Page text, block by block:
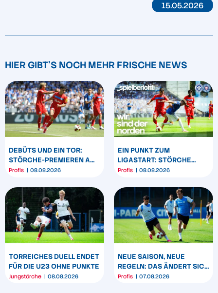
15.05.2026
HIER GIBT'S NOCH MEHR FRISCHE NEWS
DEBÜTS UND EIN TOR:
STÖRCHE-PREMIEREN AM
„BÖLLE“
Profis 08.08.2026
EIN PUNKT ZUM
LIGASTART: STÖRCHE
SPIELEN REMIS IN
Profis 08.08.2026
TORREICHES DUELL ENDET
FÜR DIE U23 OHNE PUNKTE
Jungstörche 08.08.2026
NEUE SAISON, NEUE
REGELN: DAS ÄNDERT SICH
ZUM START DER 2.
Profis 07.08.2026